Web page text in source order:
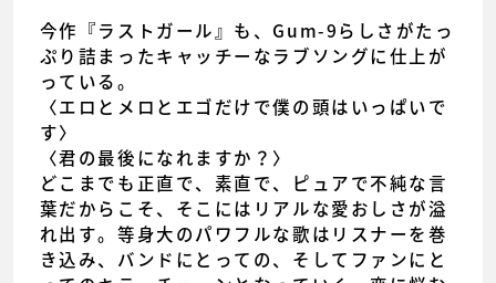
今作『ラストガール』も、Gum-9らしさがたっ
ぷり詰まったキャッチーなラブソングに仕上が
っている。
〈エロとメロとエゴだけで僕の頭はいっぱいで
す〉
〈君の最後になれますか？〉
どこまでも正直で、素直で、ピュアで不純な言
葉だからこそ、そこにはリアルな愛おしさが溢
れ出す。等身大のパワフルな歌はリスナーを巻
き込み、バンドにとっての、そしてファンにと